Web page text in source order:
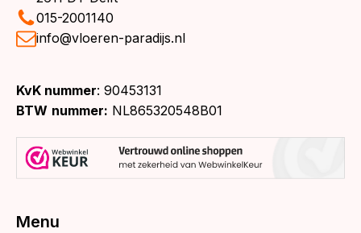
015-2001140
info@vloeren-paradijs.nl
KvK nummer: 90453131
BTW nummer: NL865320548B01
Menu